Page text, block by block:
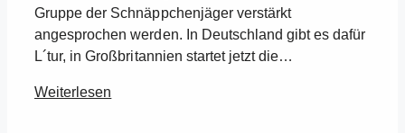
Gruppe der Schnäppchenjäger verstärkt
angesprochen werden. In Deutschland gibt es dafür
L´tur, in Großbritannien startet jetzt die…
Weiterlesen